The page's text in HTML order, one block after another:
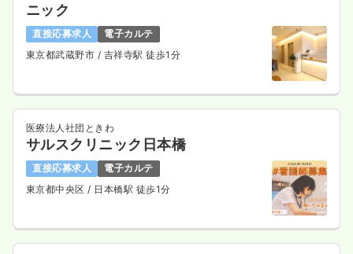
ニック
直接応募求人
電子カルテ
東京都武蔵野市 / 吉祥寺駅 徒歩1分
医療法人社団ときわ
サルスクリニック日本橋
直接応募求人
電子カルテ
東京都中央区 / 日本橋駅 徒歩1分